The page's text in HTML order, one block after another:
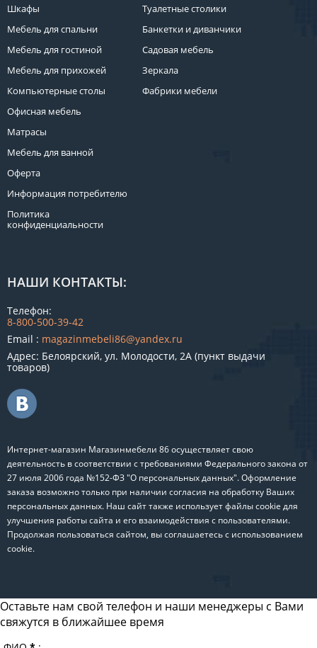
Шкафы
Мебель для спальни
Мебель для гостиной
Мебель для прихожей
Компьютерные столы
Офисная мебель
Матрасы
Мебель для ванной
Оферта
Информация потребителю
Политика
конфиденциальности
Туалетные столики
Банкетки и диванчики
Садовая мебель
Зеркала
Фабрики мебели
НАШИ КОНТАКТЫ:
Телефон:
8-800-500-39-42
Email : magazinmebeli86@yandex.ru
Адрес: Белоярский, ул. Молодости, 2А (пункт выдачи
товаров)
Интернет-магазин Магазинмебели 86 осуществляет свою
деятельность в соответствии с требованиями Федерального закона от
27 июля 2006 года №152-ФЗ "О персональных данных". Оформление
заказа возможно только при наличии согласия на обработку Ваших
персональных данных. Наш сайт также использует файлы cookie для
улучшения работы сайта и его взаимодействия с пользователями.
Продолжая пользоваться сайтом, вы соглашаетесь с использованием
cookie.
Оставьте нам свой телефон и наши менеджеры с Вами
свяжутся в ближайшее время